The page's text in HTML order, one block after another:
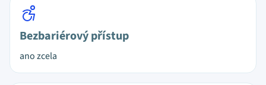
Bezbariérový přístup
ano zcela